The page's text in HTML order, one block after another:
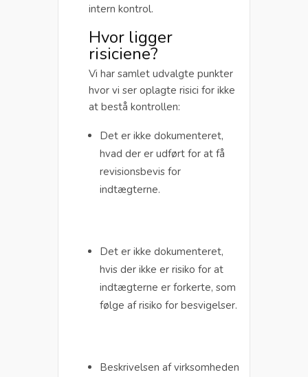
intern kontrol.
Hvor ligger
risiciene?
Vi har samlet udvalgte punkter
hvor vi ser oplagte risici for ikke
at bestå kontrollen:
Det er ikke dokumenteret,
hvad der er udført for at få
revisionsbevis for
indtægterne.
Det er ikke dokumenteret,
hvis der ikke er risiko for at
indtægterne er forkerte, som
følge af risiko for besvigelser.
Beskrivelsen af virksomheden